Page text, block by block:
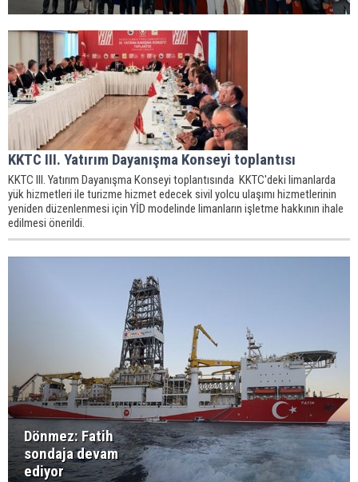
KKTC III. Yatırım Dayanışma Konseyi toplantısı
KKTC III. Yatırım Dayanışma Konseyi toplantısında KKTC'deki limanlarda
yük hizmetleri ile turizme hizmet edecek sivil yolcu ulaşımı hizmetlerinin
yeniden düzenlenmesi için YİD modelinde limanların işletme hakkının ihale
edilmesi önerildi.
Dönmez: Fatih
sondaja devam
ediyor